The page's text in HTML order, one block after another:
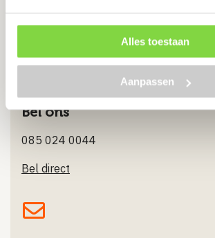
Alles toestaan
Aanpassen
Bel ons
085 024 0044
Bel direct